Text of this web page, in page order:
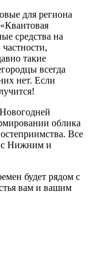
для региона
средства на
такие
всегда
нет. Если
облика
Все
с Нижним и
будет рядом с
вам и вашим